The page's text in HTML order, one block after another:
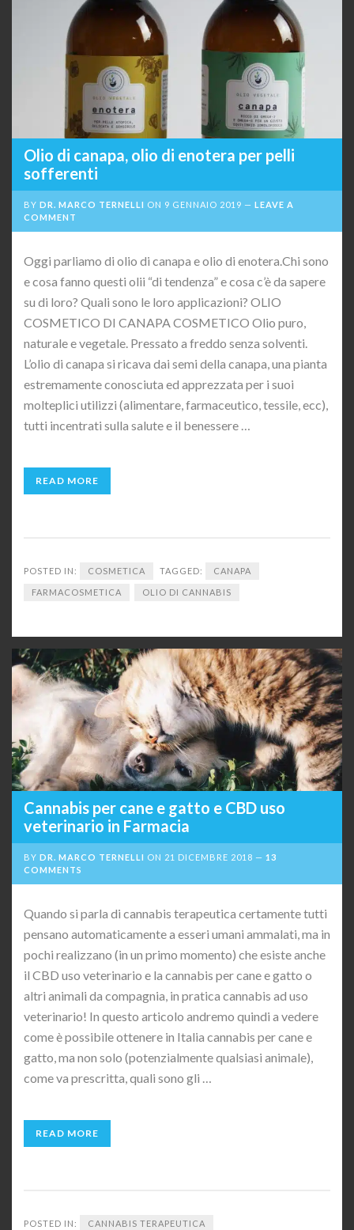
Olio di canapa, olio di enotera per pelli
sofferenti
BY DR. MARCO TERNELLI ON 9 GENNAIO 2019
LEAVE A
COMMENT
Oggi parliamo di olio di canapa e olio di enotera.Chi sono
e cosa fanno questi olii “di tendenza” e cosa c’è da sapere
su di loro? Quali sono le loro applicazioni? OLIO
COSMETICO DI CANAPA COSMETICO Olio puro,
naturale e vegetale. Pressato a freddo senza solventi.
L’olio di canapa si ricava dai semi della canapa, una pianta
estremamente conosciuta ed apprezzata per i suoi
molteplici utilizzi (alimentare, farmaceutico, tessile, ecc),
tutti incentrati sulla salute e il benessere …
READ MORE
POSTED IN: COSMETICA TAGGED: CANAPA
FARMACOSMETICA OLIO DI CANNABIS
Cannabis per cane e gatto e CBD uso
veterinario in Farmacia
BY DR. MARCO TERNELLI ON 21 DICEMBRE 2018
13
COMMENTS
Quando si parla di cannabis terapeutica certamente tutti
pensano automaticamente a esseri umani ammalati, ma in
pochi realizzano (in un primo momento) che esiste anche
il CBD uso veterinario e la cannabis per cane e gatto o
altri animali da compagnia, in pratica cannabis ad uso
veterinario! In questo articolo andremo quindi a vedere
come è possibile ottenere in Italia cannabis per cane e
gatto, ma non solo (potenzialmente qualsiasi animale),
come va prescritta, quali sono gli …
READ MORE
POSTED IN: CANNABIS TERAPEUTICA